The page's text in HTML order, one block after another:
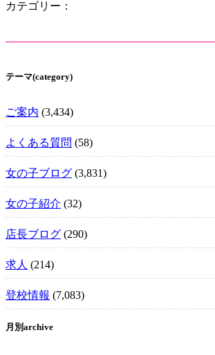
カテゴリー：
テーマ(category)
ご案内 (3,434)
よくある質問 (58)
女の子ブログ (3,831)
女の子紹介 (32)
店長ブログ (290)
求人 (214)
登校情報 (7,083)
月別archive